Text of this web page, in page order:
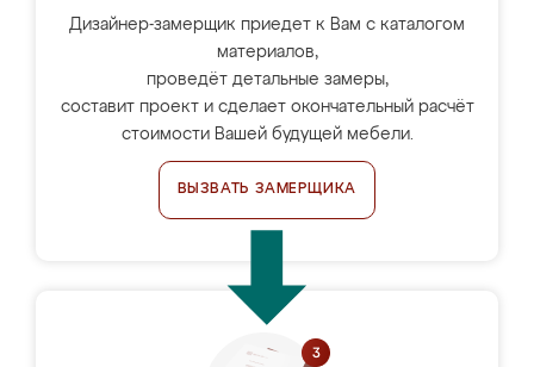
Дизайнер-замерщик приедет к Вам с каталогом
материалов,
проведёт детальные замеры,
составит проект и сделает окончательный расчёт
стоимости Вашей будущей мебели.
ВЫЗВАТЬ ЗАМЕРЩИКА